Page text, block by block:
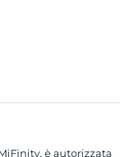
è autorizzata